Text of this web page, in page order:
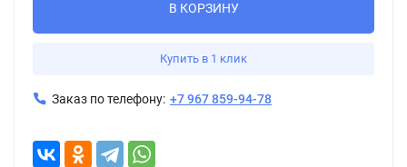
В КОРЗИНУ
Купить в 1 клик
Заказ по телефону: +7 967 859-94-78